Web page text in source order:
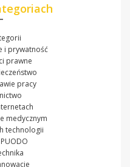
i prywatność
prawne
pracy
medycznym
technologii